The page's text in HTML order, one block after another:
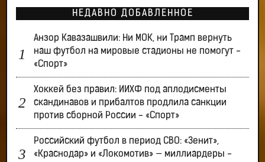
НЕДАВНО ДОБАВЛЕННОЕ
Анзор Кавазашвили: Ни МОК, ни Трамп вернуть
наш футбол на мировые стадионы не помогут -
«Спорт»
Хоккей без правил: ИИХФ под аплодисменты
скандинавов и прибалтов продлила санкции
против сборной России - «Спорт»
Российский футбол в период СВО: «Зенит»,
«Краснодар» и «Локомотив» — миллиардеры -